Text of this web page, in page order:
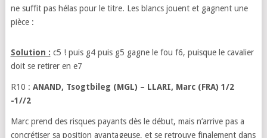
ne suffit pas hélas pour le titre. Les blancs jouent et gagnent une
pièce :
Solution : c5 ! puis g4 puis g5 gagne le fou f6, puisque le cavalier
doit se retirer en e7
R10 : ANAND, Tsogtbileg (MGL) – LLARI, Marc (FRA) 1/2
-1//2
Marc prend des risques payants dès le début, mais n’arrive pas a
concrétiser sa position avantageuse, et se retrouve finalement dans